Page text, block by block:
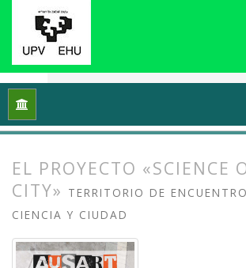
Inicio
EL PROYECTO «SCIENCE
CITY» TERRITORIO DE
CIENCIA Y CIUDAD